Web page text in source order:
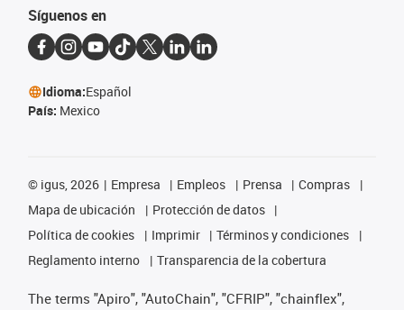
Síguenos en
Idioma:Español
País: Mexico
© igus, 2026 Empresa Empleos Prensa
Compras
Mapa de ubicación
Protección de datos
Política de cookies
Imprimir
Términos y condiciones
Reglamento interno
Transparencia de la cobertura
The terms "Apiro", "AutoChain", "CFRIP", "chainflex",